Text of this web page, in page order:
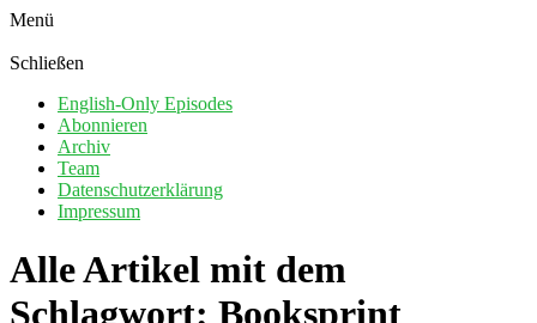
Menü
Schließen
English-Only Episodes
Abonnieren
Archiv
Team
Datenschutzerklärung
Impressum
Alle Artikel mit dem
Schlagwort: Booksprint